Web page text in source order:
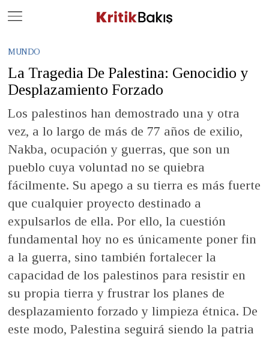
MUNDO
La Tragedia De Palestina: Genocidio y
Desplazamiento Forzado
Los palestinos han demostrado una y otra
vez, a lo largo de más de 77 años de exilio,
Nakba, ocupación y guerras, que son un
pueblo cuya voluntad no se quiebra
fácilmente. Su apego a su tierra es más fuerte
que cualquier proyecto destinado a
expulsarlos de ella. Por ello, la cuestión
fundamental hoy no es únicamente poner fin
a la guerra, sino también fortalecer la
capacidad de los palestinos para resistir en
su propia tierra y frustrar los planes de
desplazamiento forzado y limpieza étnica. De
este modo, Palestina seguirá siendo la patria